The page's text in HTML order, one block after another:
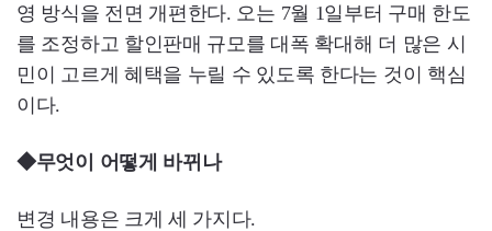
영 방식을 전면 개편한다. 오는 7월 1일부터 구매 한도
를 조정하고 할인판매 규모를 대폭 확대해 더 많은 시
민이 고르게 혜택을 누릴 수 있도록 한다는 것이 핵심
이다.
◆무엇이 어떻게 바뀌나
변경 내용은 크게 세 가지다.